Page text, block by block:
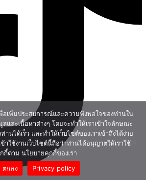
อเพิ่มประสบการณ์และความพึงพอใจของท่านใน
และเนื้อหาต่างๆ โดยจะทำให้เราเข้าใจลักษณะ
านได้เร็ว และทำให้เว็บไซต์ของเราเข้าถึงได้ง่าย
าใช้งานเว็บไซต์นี้ถือว่าท่านได้อนุญาตให้เราใช้
กี้ตาม นโยบายคุกกี้ของเรา
ตกลง
Privacy policy